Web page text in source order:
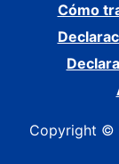
Cómo
Copyright ©